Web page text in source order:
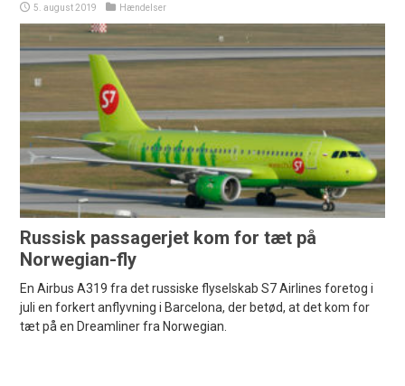
5. august 2019 Hændelser
Russisk passagerjet kom for tæt på
Norwegian-fly
En Airbus A319 fra det russiske flyselskab S7 Airlines foretog i
juli en forkert anflyvning i Barcelona, der betød, at det kom for
tæt på en Dreamliner fra Norwegian.